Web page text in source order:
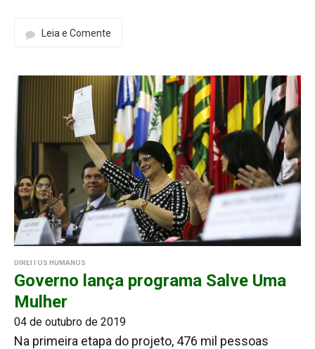
Leia e Comente
DIREITOS HUMANOS
Governo lança programa Salve Uma
Mulher
04 de outubro de 2019
Na primeira etapa do projeto, 476 mil pessoas